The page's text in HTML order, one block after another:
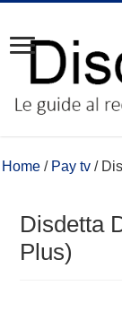
Home / Pay tv /
Disdetta
Plus)